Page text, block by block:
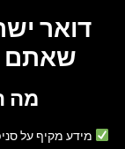
דואר
שאתם
מה
מידע מקיף על